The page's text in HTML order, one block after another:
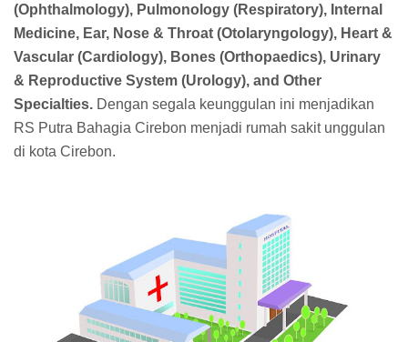
(Ophthalmology), Pulmonology (Respiratory), Internal
Medicine, Ear, Nose & Throat (Otolaryngology), Heart &
Vascular (Cardiology), Bones (Orthopaedics), Urinary
& Reproductive System (Urology), and Other
Specialties. Dengan segala keunggulan ini menjadikan
RS Putra Bahagia Cirebon menjadi rumah sakit unggulan
di kota Cirebon.